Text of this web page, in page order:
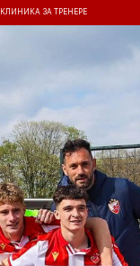
КЛИНИКА ЗА ТРЕНЕРЕ